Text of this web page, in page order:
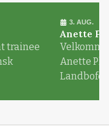
trainee
3. AUG.
Anette
Anette